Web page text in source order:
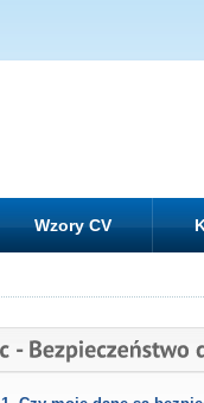
Wzory CV